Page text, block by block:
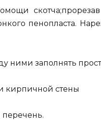
пенопласта.
заполнять
кирпичной стены
перечень.